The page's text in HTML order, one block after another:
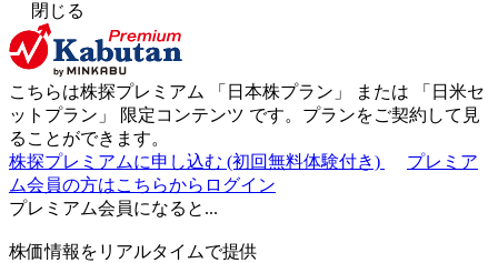
閉じる
こちらは株探プレミアム 「 日本株プラン 」 または 「 日米セ
ットプラン 」 限定コンテンツ です。プランをご契約して見
ることができます。
株探プレミアムに申し込む (初回無料体験付き)
プレミア
ム会員の方はこちらからログイン
プレミアム会員になると...
株価情報をリアルタイムで提供